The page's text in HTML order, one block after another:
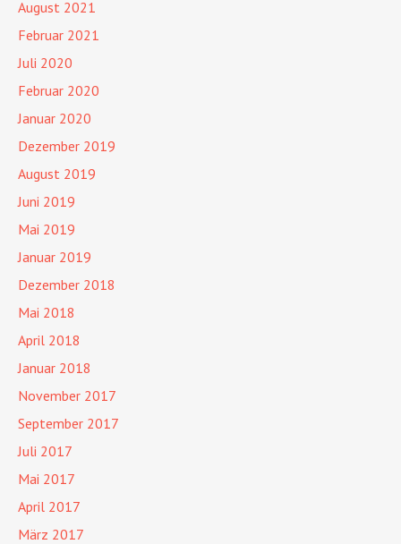
August 2021
Februar 2021
Juli 2020
Februar 2020
Januar 2020
Dezember 2019
August 2019
Juni 2019
Mai 2019
Januar 2019
Dezember 2018
Mai 2018
April 2018
Januar 2018
November 2017
September 2017
Juli 2017
Mai 2017
April 2017
März 2017